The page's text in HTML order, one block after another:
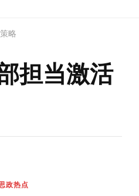
略
担当激活
政热点